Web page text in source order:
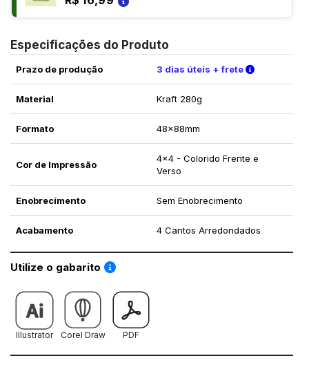
Especificações do Produto
Prazo de produção 3 dias úteis + frete Verifique
Material Kraft 280g
Formato 48x88mm
Cor de Impressão
4x4 - Colorido Frente e
Verso
Enobrecimento Sem Enobrecimento
Acabamento 4 Cantos Arredondados
Utilize o gabarito Saiba como utilizar os nossos gabaritos
Illustrator Corel Draw PDF